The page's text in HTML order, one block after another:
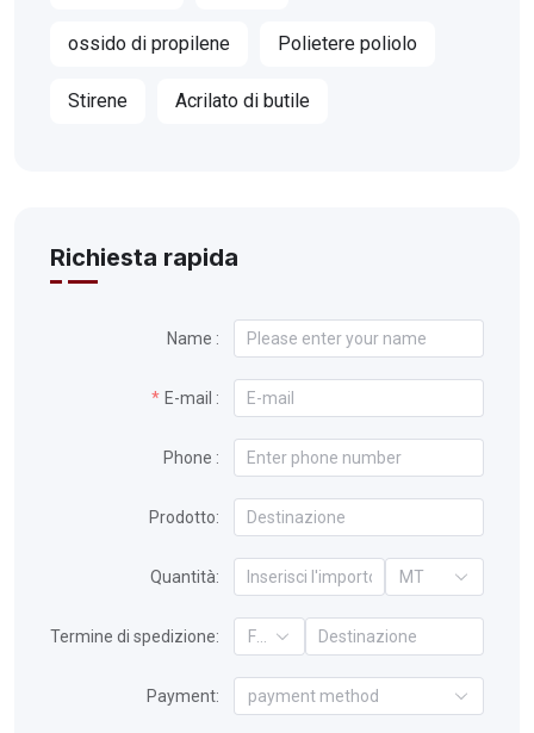
ossido di propilene Polietere poliolo
Stirene Acrilato di butile
Richiesta rapida
Name :
E-mail :
Phone :
Prodotto:
Quantità: MT
Termine di spedizione: FOB
Payment: payment method